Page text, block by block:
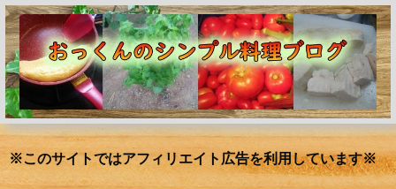
※このサイトではアフィリエイト広告を利用しています※